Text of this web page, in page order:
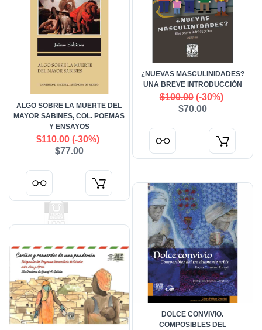
¿NUEVAS MASCULINIDADES?
UNA BREVE INTRODUCCIÓN
$100.00(-30%)
$70.00
ALGO SOBRE LA MUERTE DEL
MAYOR SABINES, COL. POEMAS
Y ENSAYOS
$110.00(-30%)
$77.00
DOLCE CONVIVIO.
COMPOSIBLES DEL